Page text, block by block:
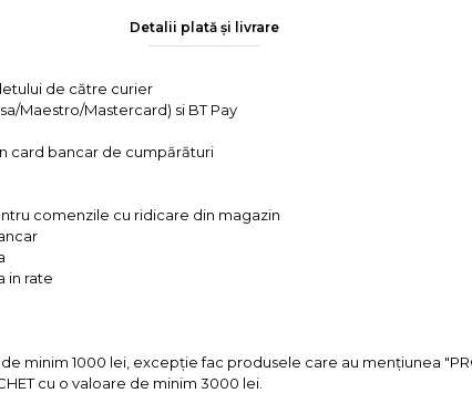
Detalii plată și livrare
de către curier
Maestro/Mastercard) si BT Pay
card bancar de cumpărături
comenzile cu ridicare din magazin
in rate
minim 1000 lei, excepție fac produsele care au mențiunea
cu o valoare de minim 3000 lei.